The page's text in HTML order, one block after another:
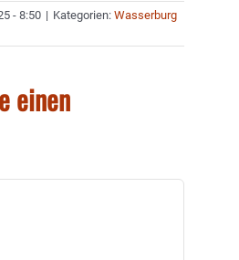
- 8:50 | Kategorien: Wasserburg
einen